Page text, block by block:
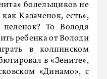
болельщиков не
Казаченок, есть»,
То Володя
ребенка от Володи
в колпинском
в «Зените»,
«Динамо», с